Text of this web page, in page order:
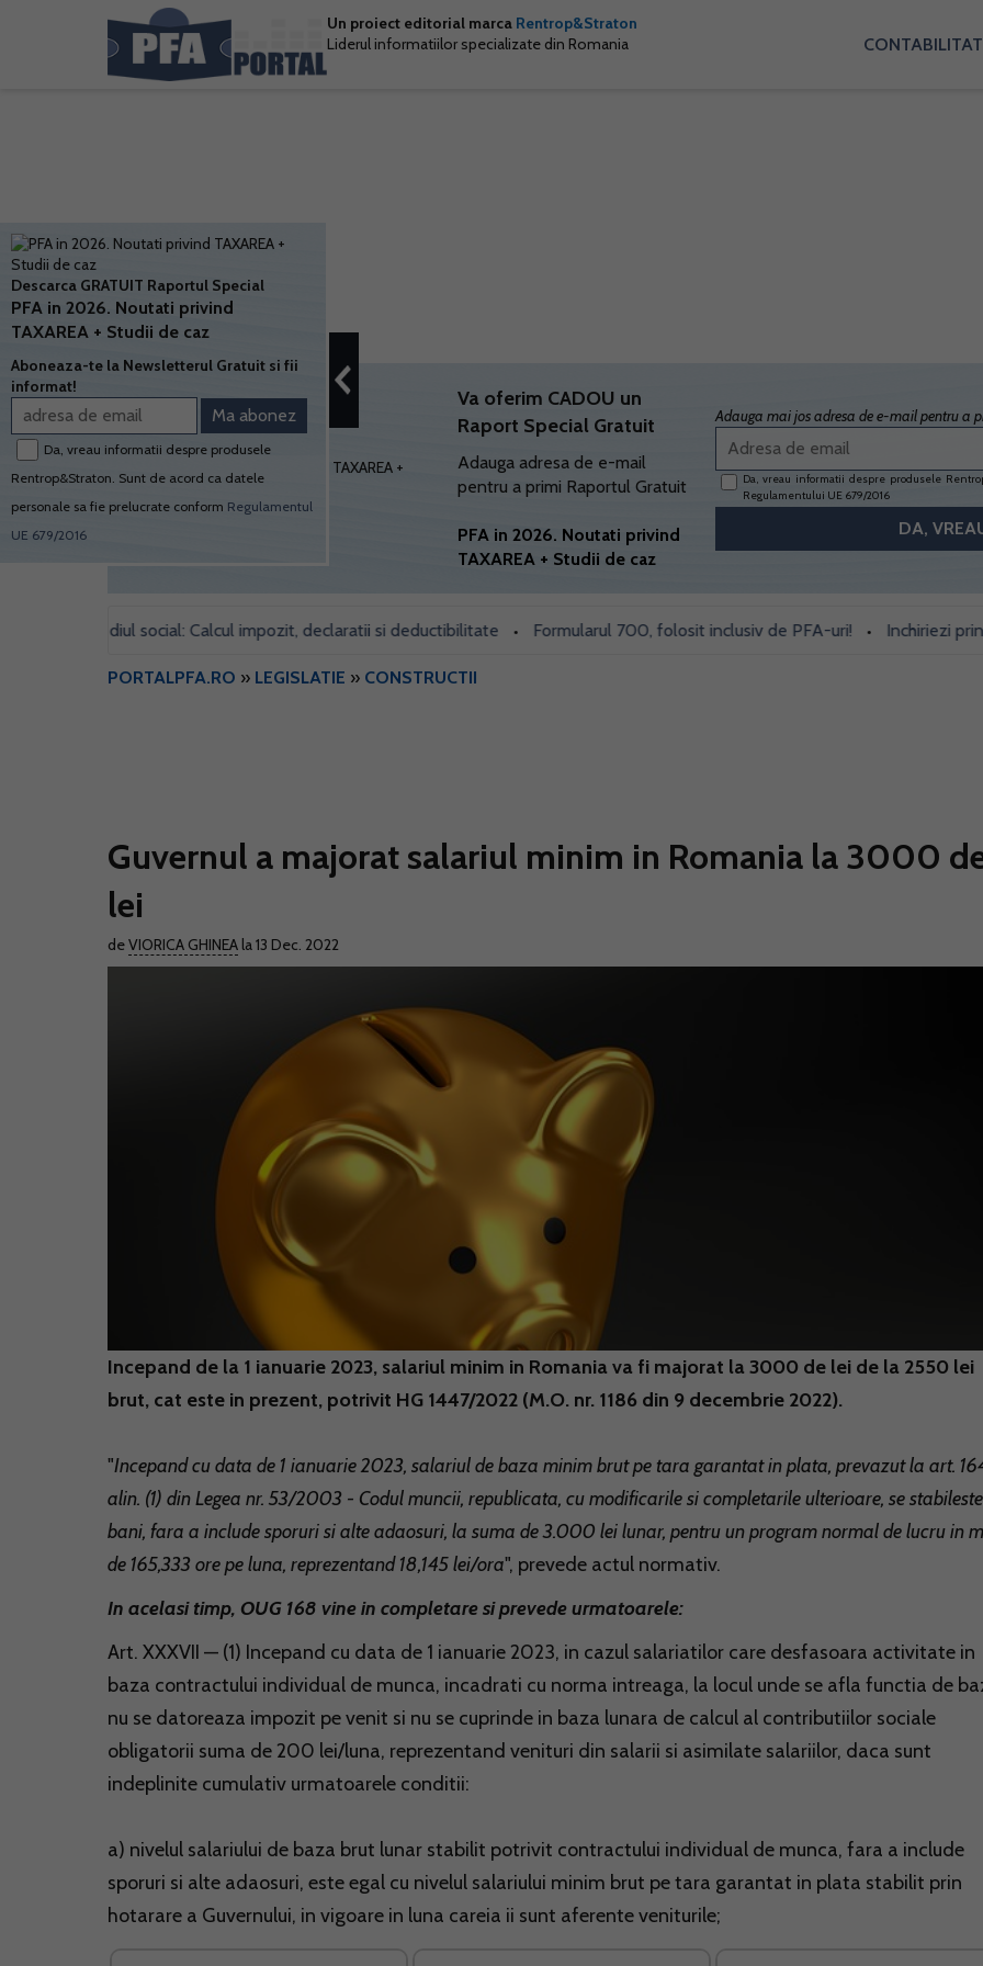
Un proiect editorial marca Rentrop&Straton
Liderul informatiilor specializate din Romania
Va oferim CADOU un
Raport Special Gratuit
Adauga adresa de e-mail
pentru a primi Raportul Gratuit
PFA in 2026. Noutati privind
TAXAREA + Studii de caz
Adauga mai jos adresa de e-mail pentru a
Da, vreau informatii despre produsele
Regulamentului UE 679/2016
sediul social: Calcul impozit, declaratii si deductibilitate • Formularul 700, folosit inclusiv de PFA-uri! • Inchiriezi prin
PORTALPFA.RO » LEGISLATIE » CONSTRUCTII
Guvernul a majorat salariul minim in Romania la 3000
lei
deVIORICA GHINEA la 13 Dec. 2022
Incepand de la 1 ianuarie 2023, salariul minim in Romania va fi majorat la 3000 de lei de la 2550 lei
brut, cat este in prezent, potrivit HG 1447/2022 (M.O. nr. 1186 din 9 decembrie 2022).
"Incepand cu data de 1 ianuarie 2023, salariul de baza minim brut pe tara garantat in plata, prevazut la art.
alin. (1) din Legea nr. 53/2003 - Codul muncii, republicata, cu modificarile si completarile ulterioare, se
bani, fara a include sporuri si alte adaosuri, la suma de 3.000 lei lunar, pentru un program normal de lucru in
de 165,333 ore pe luna, reprezentand 18,145 lei/ora", prevede actul normativ.
In acelasi timp, OUG 168 vine in completare si prevede urmatoarele:
Art. XXXVII — (1) Incepand cu data de 1 ianuarie 2023, in cazul salariatilor care desfasoara activitate in
baza contractului individual de munca, incadrati cu norma intreaga, la locul unde se afla functia de
nu se datoreaza impozit pe venit si nu se cuprinde in baza lunara de calcul al contributiilor sociale
obligatorii suma de 200 lei/luna, reprezentand venituri din salarii si asimilate salariilor, daca sunt
indeplinite cumulativ urmatoarele conditii:
a) nivelul salariului de baza brut lunar stabilit potrivit contractului individual de munca, fara a include
sporuri si alte adaosuri, este egal cu nivelul salariului minim brut pe tara garantat in plata stabilit prin
hotarare a Guvernului, in vigoare in luna careia ii sunt aferente veniturile;
Descarca GRATUIT Raportul Special
PFA in 2026. Noutati privind
TAXAREA + Studii de caz
Aboneaza-te la Newsletterul Gratuit si fii
informat!
Da, vreau informatii despre produsele
Rentrop&Straton. Sunt de acord ca datele
personale sa fie prelucrate conform Regulamentul
UE 679/2016